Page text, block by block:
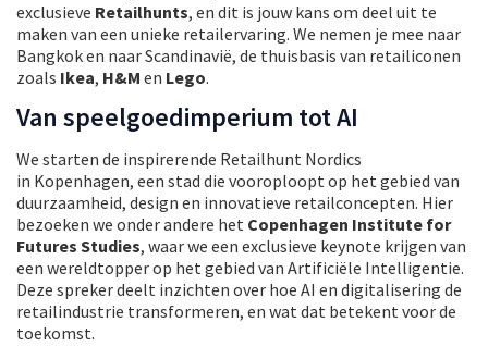
exclusieve Retailhunts, en dit is jouw kans om deel uit te
maken van een unieke retailervaring. We nemen je mee naar
Bangkok en naar Scandinavië, de thuisbasis van retailiconen
zoals Ikea, H&M en Lego.
Van speelgoedimperium tot AI
We starten de inspirerende Retailhunt Nordics
in Kopenhagen, een stad die vooroploopt op het gebied van
duurzaamheid, design en innovatieve retailconcepten. Hier
bezoeken we onder andere het Copenhagen Institute for
Futures Studies, waar we een exclusieve keynote krijgen van
een wereldtopper op het gebied van Artificiële Intelligentie.
Deze spreker deelt inzichten over hoe AI en digitalisering de
retailindustrie transformeren, en wat dat betekent voor de
toekomst.